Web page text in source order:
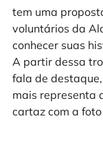
tem uma
voluntários da
conhecer suas
A partir dessa
fala de
mais representa
cartaz com a